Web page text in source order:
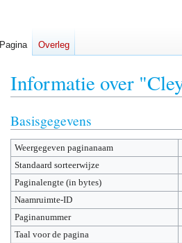
Informatie over
Naar
navigatie
springen
Naar
zoeken
springen
Basisgegevens
Weergegeven paginanaam
Standaard sorteerwijze
Paginalengte (in bytes)
Naamruimte-ID
Paginanummer
Taal voor de pagina
Pagina Overleg